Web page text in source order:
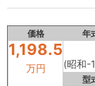
価格 年
1,198.5
万円 (昭和-
型